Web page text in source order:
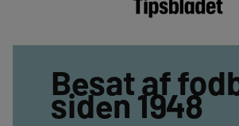
Besat af
siden 1948